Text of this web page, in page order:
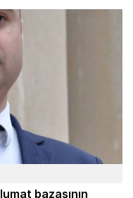
bazasının